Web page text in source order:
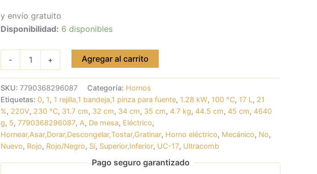
y envío gratuito
Disponibilidad: 6 disponibles
-
Y
Rejilla
cantidad
+ Agregar al carrito
SKU: 7790368296087 Categoría: Hornos
Etiquetas: 0, 1, 1 rejilla,1 bandeja,1 pinza para fuente, 1.28 kW, 100 °C, 17 L , 21
%, 220V, 230 °C, 31.7 cm, 32 cm, 34 cm, 35 cm, 4.7 kg, 44.5 cm, 45 cm, 4640
g, 5, 7790368296087, A, De mesa, Eléctrico,
Hornear,Asar,Dorar,Descongelar,Tostar,Gratinar, Horno eléctrico, Mecánico, No,
Nuevo, Rojo, Rojo/Negro, Sí, Superior,Inferior, UC-17, Ultracomb
Pago seguro garantizado